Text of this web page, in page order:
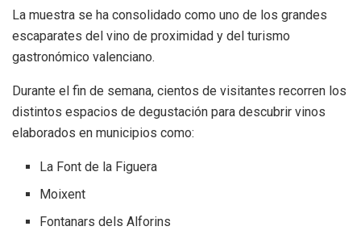
La muestra se ha consolidado como uno de los grandes
escaparates del vino de proximidad y del turismo
gastronómico valenciano.
Durante el fin de semana, cientos de visitantes recorren los
distintos espacios de degustación para descubrir vinos
elaborados en municipios como:
La Font de la Figuera
Moixent
Fontanars dels Alforins